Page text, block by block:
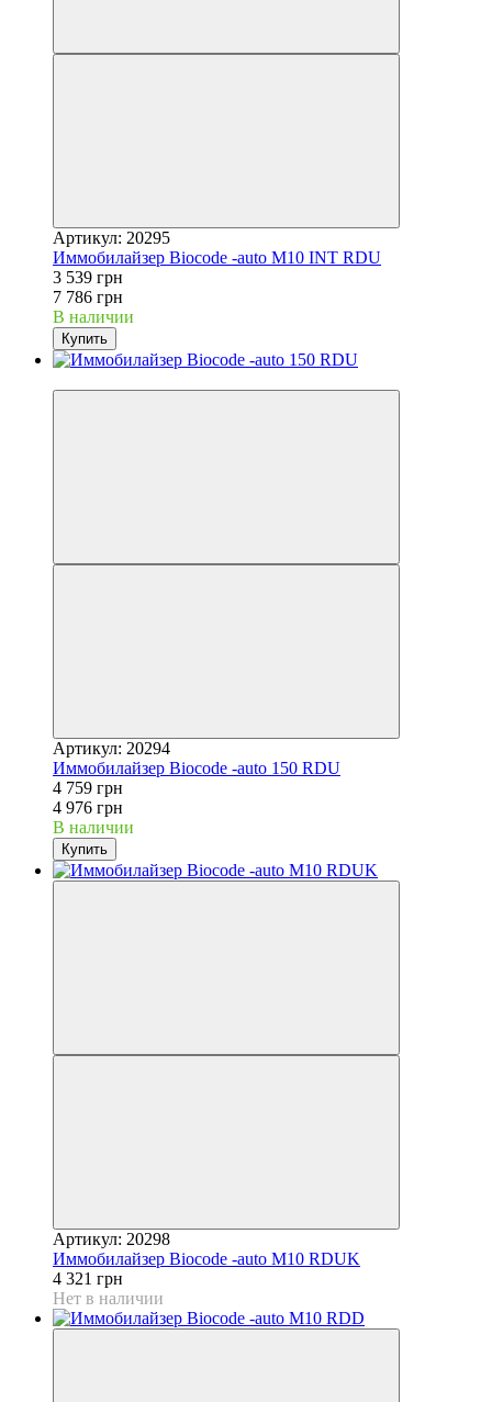
Артикул: 20295
Иммобилайзер Biocode -auto M10 INT RDU
3 539 грн
7 786 грн
В наличии
Купить
Артикул: 20294
Иммобилайзер Biocode -auto 150 RDU
4 759 грн
4 976 грн
В наличии
Купить
Артикул: 20298
Иммобилайзер Biocode -auto M10 RDUK
4 321 грн
Нет в наличии